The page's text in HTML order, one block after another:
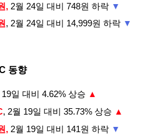
, 2월 24일 대비 748원 하락 ▼
, 2월 24일 대비 14,999원 하락 ▼
동향
19일 대비 4.62% 상승 ▲
, 2월 19일 대비 35.73% 상승 ▲
, 2월 19일 대비 141원 하락 ▼